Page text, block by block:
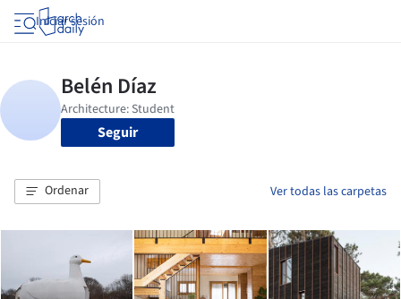
Iniciar sesión
Seguir
Ordenar Ver todas las carpetas